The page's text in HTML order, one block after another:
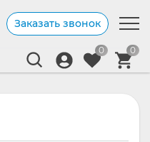
Заказать звонок
0 0